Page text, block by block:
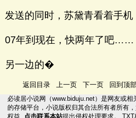
发送的同时，苏黛青看着手机
07年到现在，快两年了吧……
另一边的�
返回目录 上一页 下一页 回到顶
必读居小说网 （www.biduju.net）是网友或相
的存储平台，小说版权归其合法所有者所有
权益,
点击联系本站提出侵权处理要求。 TXT